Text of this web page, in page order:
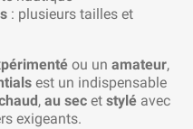
: plusieurs tailles et
ou un amateur,
est un indispensable
, au sec et stylé avec
exigeants.